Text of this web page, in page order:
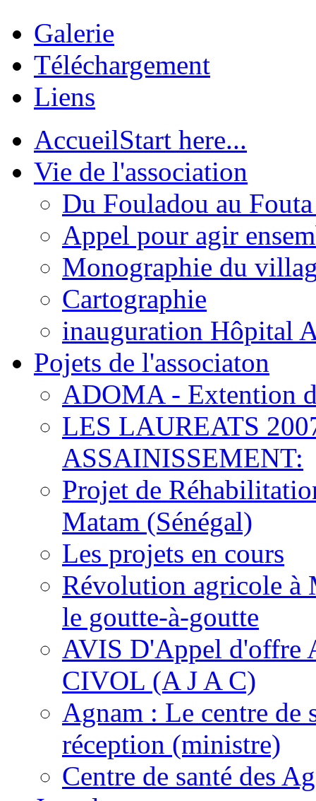
Galerie
Téléchargement
Liens
AccueilStart here...
Vie de l'association
Du Fouladou au
Appel pour agir
Monographie du
Cartographie
inauguration Hôpital
Pojets de l'associaton
ADOMA - Extention
LES LAUREATS
ASSAINISSEMENT:
Projet de
Matam (Sénégal)
Les projets en cours
Révolution agricole à
le goutte-à-goutte
AVIS D'Appel d'offre
CIVOL (A J A C)
Agnam : Le centre de
réception (ministre)
Centre de santé des